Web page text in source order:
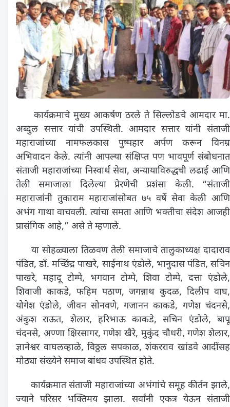
कार्यक्रमाचे मुख्य आकर्षण ठरले ते सिल्लोडचे आमदार मा.
अब्दुल सत्तार यांची उपस्थिती. आमदार सत्तार यांनी संताजी
महाराजांच्या नामफलकास पुष्पहार अर्पण करून विनम्र
अभिवादन केले. त्यांनी आपल्या संक्षिप्त पण भावपूर्ण संबोधनात
संताजी महाराजांच्या निस्वार्थ सेवा, अन्यायाविरुद्धची लढाई आणि
तेली समाजाला दिलेल्या प्रेरणेची प्रशंसा केली. “संताजी
महाराजांनी तुकाराम महाराजांसोबत ७५ वर्षे सेवा केली आणि
अभंग गाथा वाचवली. त्यांचा समता आणि भक्तीचा संदेश आजही
प्रासंगिक आहे,” असे ते म्हणाले.
या सोहळ्याला तिळवण तेली समाजाचे तालुकाध्यक्ष दादाराव
पंडित, डॉ. मच्छिंद्र पाखरे, साईनाथ एंडोले, भानुदास पंडित, सचिन
पाखरे, महादू टोम्पे, भगवान टोम्पे, शिवा टोम्पे, दत्ता एंडोले,
शिवाजी काकडे, फहिम पठाण, जगन्नाथ कुदळ, दिलीप वाघ,
योगेश एंडोले, जीवन सोनवणे, गजानन काकडे, गणेश चंदनसे,
अंकुश राऊत, शेलार, हरिभाऊ काकडे, सचिन एंडोले, बापू
चंदनसे, अण्णा क्षिरसागर, गणेश खैरे, मुकुंद चौधरी, गणेश शेलार,
ज्ञानेश्वर वाघलव्हाळे, विठ्ठल सपकाळ, शंकरराव खांडवे आदींसह
मोठ्या संख्येने समाज बांधव उपस्थित होते.
कार्यक्रमात संताजी महाराजांच्या अभंगांचे समूह कीर्तन झाले,
ज्याने परिसर भक्तिमय झाला. सर्वांनी एकत्र येऊन संताजी